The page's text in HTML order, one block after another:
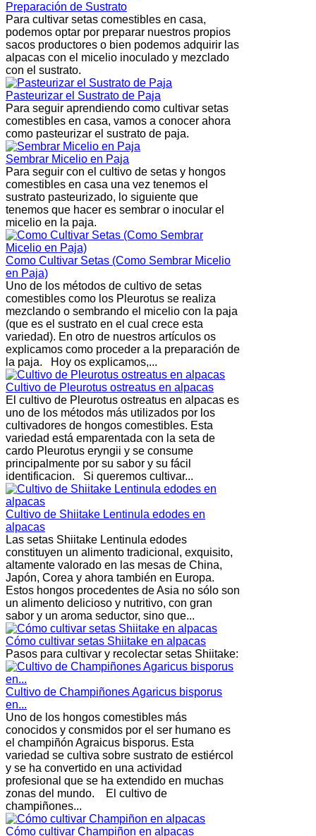
Preparación de Sustrato
Para cultivar setas comestibles en casa,
podemos optar por preparar nuestros propios
sacos productores o bien podemos adquirir las
alpacas con el micelio inoculado y mezclado
con el sustrato.
Pasteurizar el Sustrato de Paja
Para seguir aprendiendo como cultivar setas
comestibles en casa, vamos a conocer ahora
como pasteurizar el sustrato de paja.
Sembrar Micelio en Paja
Para seguir con el cultivo de setas y hongos
comestibles en casa una vez tenemos el
sustrato pasteurizado, lo siguiente que
tenemos que hacer es sembrar o inocular el
micelio en la paja.
Como Cultivar Setas (Como Sembrar Micelio
en Paja)
Uno de los métodos de cultivo de setas
comestibles como los Pleurotus se realiza
mezclando o sembrando el micelio con la paja
(que es el sustrato en el cual crece esta
variedad). En otro de nuestros artículos os
explicamos como proceder a la preparación de
la paja. Hoy os explicamos,...
Cultivo de Pleurotus ostreatus en alpacas
El cultivo de Pleurotus ostreatus en alpacas es
uno de los métodos más utilizados por los
cultivadores de hongos comestibles. Esta
variedad está emparentada con la seta de
cardo Pleurotus eryngii y se consume
principalmente por su sabor y su fácil
identificacion. Si queremos cultivar...
Cultivo de Shiitake Lentinula edodes en
alpacas
Las setas Shiitake Lentinula edodes
constituyen un alimento tradicional, exquisito,
altamente valorado en las mesas de China,
Japón, Corea y ahora también en Europa.
Estos hongos procedentes de Asia no sólo son
un alimento delicioso y nutritivo, con gran
sabor y un aroma seductor, sino que...
Cómo cultivar setas Shiitake en alpacas
Pasos para cultivar y recolectar setas Shiitake:
Cultivo de Champiñones Agaricus bisporus
en...
Uno de los hongos comestibles más
conocidos y consmidos por el ser humano es
el champiñón Agraicus bisporus. Esta
variedad se cultiva sobre sustrato de estiércol
y se ha convertido en una actividad
profesional que se ha extendido en muchas
zonas del mundo. El cultivo de
champiñones...
Cómo cultivar Champiñon en alpacas